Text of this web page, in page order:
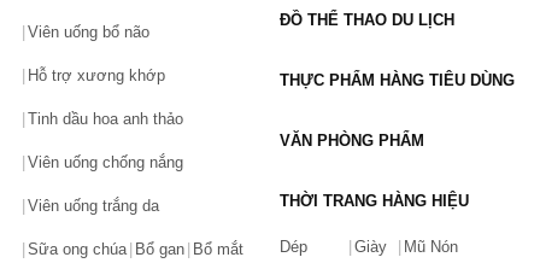
Viên uống bổ não
Hỗ trợ xương khớp
Tinh dầu hoa anh thảo
Viên uống chống nắng
Viên uống trắng da
Sữa ong chúa Bổ gan Bổ mắt
ĐỒ THỂ THAO DU LỊCH
THỰC PHẨM HÀNG TIÊU DÙNG
VĂN PHÒNG PHẨM
THỜI TRANG HÀNG HIỆU
Dép Giày Mũ Nón